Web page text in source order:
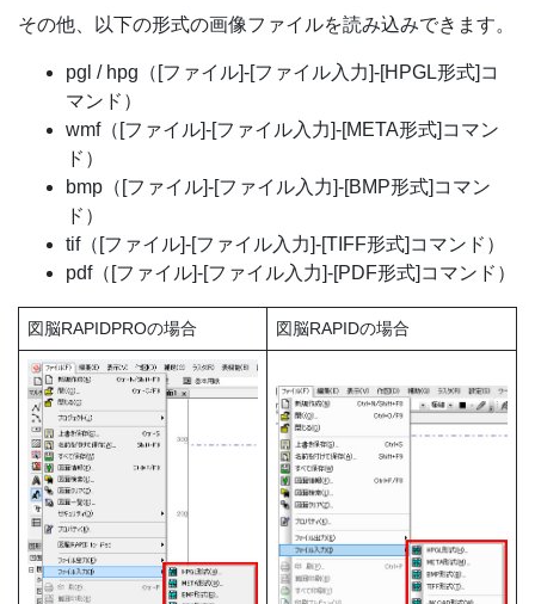
その他、以下の形式の画像ファイルを読み込みできます。
pgl / hpg（[ファイル]-[ファイル入力]-[HPGL形式]コ
マンド）
wmf（[ファイル]-[ファイル入力]-[META形式]コマン
ド）
bmp（[ファイル]-[ファイル入力]-[BMP形式]コマン
ド）
tif（[ファイル]-[ファイル入力]-[TIFF形式]コマンド）
pdf（[ファイル]-[ファイル入力]-[PDF形式]コマンド）
図脳RAPIDPROの場合 図脳RAPIDの場合